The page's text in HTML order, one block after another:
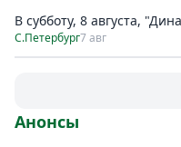
В субботу, 8 августа,
С.Петербург7 авг
Анонсы